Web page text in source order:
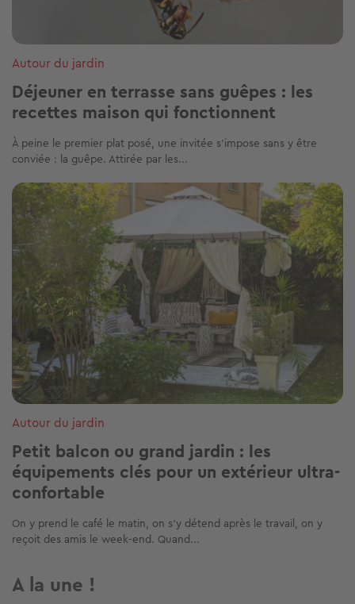
Autour du jardin
Déjeuner en terrasse sans guêpes : les
recettes maison qui fonctionnent
À peine le premier plat posé, une invitée s’impose sans y être
conviée : la guêpe. Attirée par les...
Image
Autour du jardin
Petit balcon ou grand jardin : les
équipements clés pour un extérieur ultra-
confortable
On y prend le café le matin, on s’y détend après le travail, on y
reçoit des amis le week-end. Quand...
A la une !